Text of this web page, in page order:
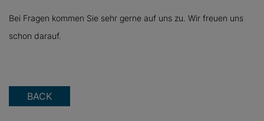
Bei Fragen kommen Sie sehr gerne auf uns zu. Wir freuen uns
schon darauf.
BACK